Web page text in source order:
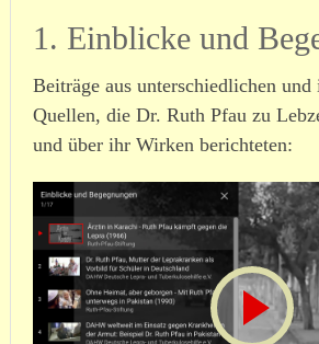
1. Einblicke und
Beiträge aus unterschiedlichen und
Quellen, die Dr. Ruth Pfau zu
und über ihr Wirken berichteten: